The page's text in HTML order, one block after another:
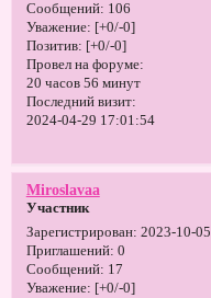
Сообщений: 106
Уважение: [+0/-0]
Позитив: [+0/-0]
Провел на форуме:
20 часов 56 минут
Последний визит:
2024-04-29 17:01:54
Miroslavaa
Участник
Зарегистрирован: 2023-10-05
Приглашений: 0
Сообщений: 17
Уважение: [+0/-0]